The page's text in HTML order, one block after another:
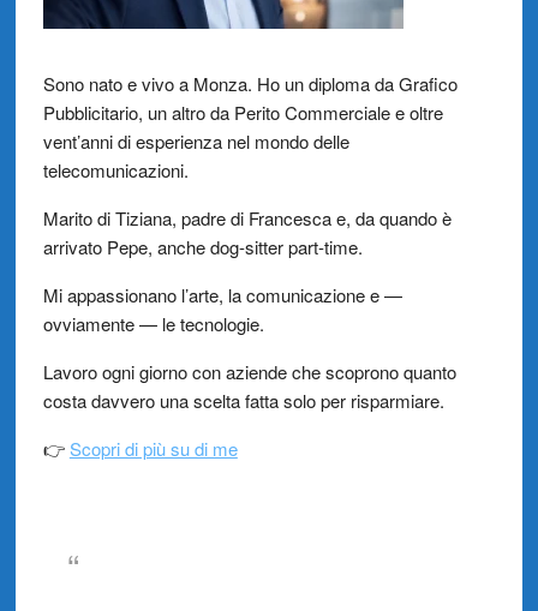
Sono nato e vivo a Monza. Ho un diploma da Grafico
Pubblicitario, un altro da Perito Commerciale e oltre
vent’anni di esperienza nel mondo delle
telecomunicazioni.
Marito di Tiziana, padre di Francesca e, da quando è
arrivato Pepe, anche dog-sitter part-time.
Mi appassionano l’arte, la comunicazione e —
ovviamente — le tecnologie.
Lavoro ogni giorno con aziende che scoprono quanto
costa davvero una scelta fatta solo per risparmiare.
👉Scopri di più su di me